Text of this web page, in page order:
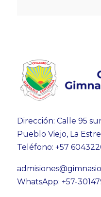
Dirección: Calle 95
Pueblo Viejo, La
Teléfono: +57
WhatsApp: +57-